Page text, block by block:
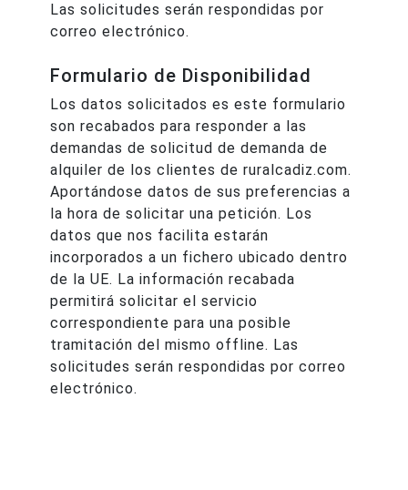
Las solicitudes serán respondidas por
correo electrónico.
Formulario de Disponibilidad
Los datos solicitados es este formulario
son recabados para responder a las
demandas de solicitud de demanda de
alquiler de los clientes de ruralcadiz.com.
Aportándose datos de sus preferencias a
la hora de solicitar una petición. Los
datos que nos facilita estarán
incorporados a un fichero ubicado dentro
de la UE. La información recabada
permitirá solicitar el servicio
correspondiente para una posible
tramitación del mismo offline. Las
solicitudes serán respondidas por correo
electrónico.